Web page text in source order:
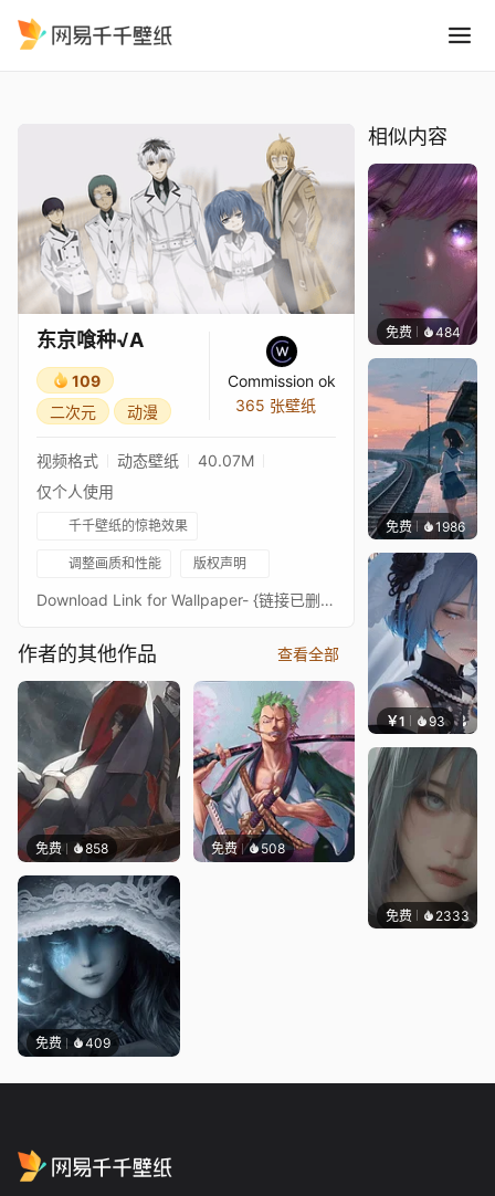
东京喰种√A
109
二次元
动漫
Commission ok
365 张壁纸
视频格式 动态壁纸
40.07M
仅个人使用
千千壁纸的惊艳效果
调整画质和性能 版权声明
Download Link for Wallpaper- {链接已删除}http://shrinkearn.com/oIH3Subscribe Youtube- https://goo.gl/pycrtiWallpaper Animation Playlist- https://www.youtube.com/watch?v=DIt5XKtu9mY&list=PLqYPdBv0LrFSl9I22jLSJp5vaHPdfYQ5_Donation / Treat me a beer / Streamlabs- https://streamlabs.com/cybustcheehanMake Any Wallpaper Animation Request- {链接已删除}http://shrinkearn.com/hwp
作者的其他作品 查看全部
免费 858 免费 508
免费 409
相似内容
免费 484辰东
免费 1986辰东
￥1 93 辰东
免费 2333辰东